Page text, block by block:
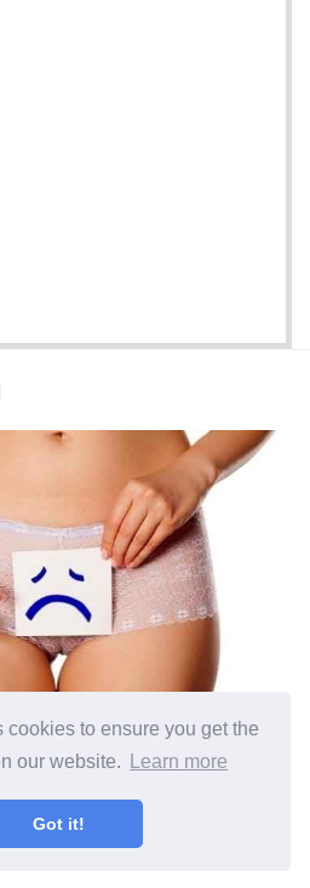
cookies to ensure you get the
our website.
Learn more
Got it!
ravi